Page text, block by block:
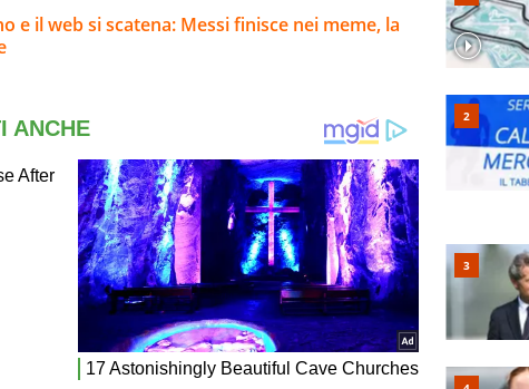
e il web si scatena: Messi finisce nei meme, la